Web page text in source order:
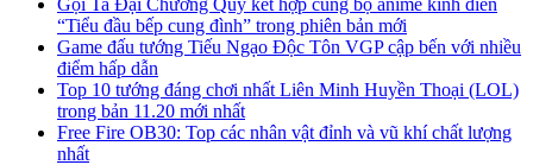
“Tiểu đầu bếp cung đình” trong phiên bản mới
Game đấu tướng Tiếu Ngạo Độc Tôn VGP cập bến với nhiều
điểm hấp dẫn
Top 10 tướng đáng chơi nhất Liên Minh Huyền Thoại (LOL)
trong bản 11.20 mới nhất
Free Fire OB30: Top các nhân vật đỉnh và vũ khí chất lượng
nhất